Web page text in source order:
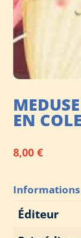
EN
8,00€
Éditeur